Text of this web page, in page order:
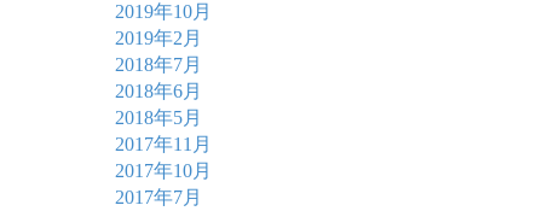
2019年10月
2019年2月
2018年7月
2018年6月
2018年5月
2017年11月
2017年10月
2017年7月